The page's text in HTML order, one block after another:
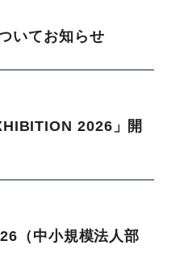
いてお知らせ
2026」開
（中小規模法人部